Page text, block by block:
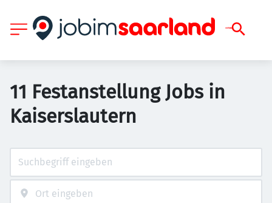
11 Festanstellung Jobs in
Kaiserslautern